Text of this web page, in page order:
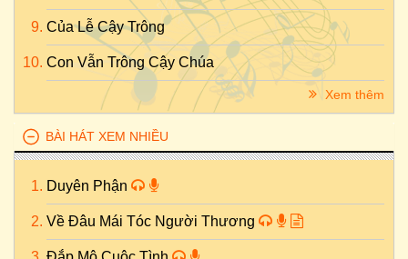
Của Lễ Cậy Trông
Con Vẫn Trông Cậy Chúa
Xem thêm
BÀI HÁT XEM NHIỀU
Duyên Phận
Về Đâu Mái Tóc Người Thương